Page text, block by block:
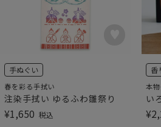
手ぬぐい
春を彩る手拭い
注染手拭い ゆるふわ雛祭り
¥1,650 税込
香
本
い
¥